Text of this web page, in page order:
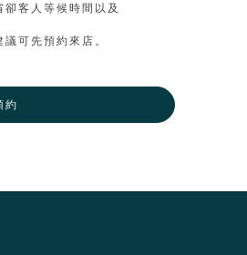
客人等候時間以及
可先預約來店。
約